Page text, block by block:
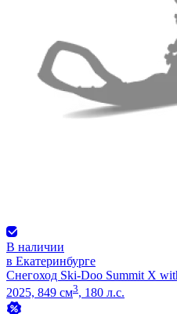
В наличии
в Екатеринбурге
Снегоход Ski-Doo Summit X
2025, 849 см3, 180 л.с.